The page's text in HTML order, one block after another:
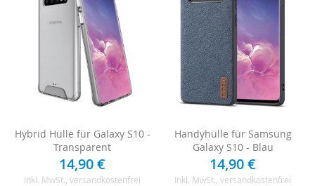
Hybrid Hülle für Galaxy S10 -
Transparent
14,90 €
Inkl. MwSt. , versandkostenfrei
Handyhülle für Samsung
Galaxy S10 - Blau
14,90 €
Inkl. MwSt. , versandkostenfrei